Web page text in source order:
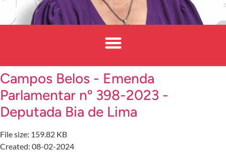
Campos Belos - Emenda
Parlamentar nº 398-2023 -
Deputada Bia de Lima
File size: 159.82 KB
Created: 08-02-2024